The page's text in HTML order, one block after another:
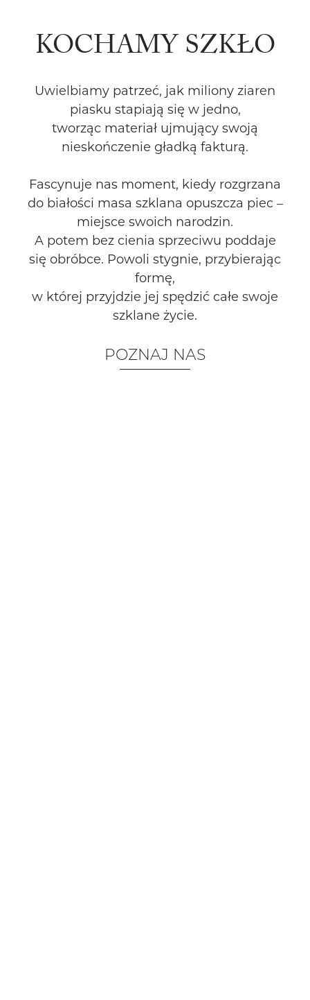
KOCHAMY SZKŁO
Uwielbiamy patrzeć, jak miliony ziaren
piasku stapiają się w jedno,
tworząc materiał ujmujący swoją
nieskończenie gładką fakturą.
Fascynuje nas moment, kiedy rozgrzana
do białości masa szklana opuszcza piec –
miejsce swoich narodzin.
A potem bez cienia sprzeciwu poddaje
się obróbce. Powoli stygnie, przybierając
formę,
w której przyjdzie jej spędzić całe swoje
szklane życie.
POZNAJ NAS